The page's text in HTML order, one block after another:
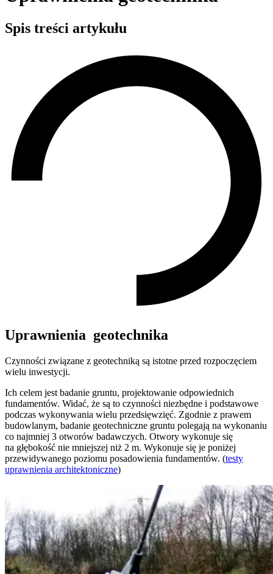
Spis treści artykułu
Uprawnienia geotechnika
Czynności związane z geotechniką są istotne przed rozpoczęciem
wielu inwestycji.
Ich celem jest badanie gruntu, projektowanie odpowiednich
fundamentów. Widać, że są to czynności niezbędne i podstawowe
podczas wykonywania wielu przedsięwzięć. Zgodnie z prawem
budowlanym, badanie geotechniczne gruntu polegają na wykonaniu
co najmniej 3 otworów badawczych. Otwory wykonuje się
na głębokość nie mniejszej niż 2 m. Wykonuje się je poniżej
przewidywanego poziomu posadowienia fundamentów. (testy
uprawnienia architektoniczne)